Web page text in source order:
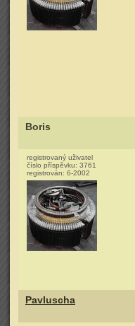
Boris
registrovaný uživatel
číslo příspěvku: 3761
registrován: 6-2002
Pavluscha